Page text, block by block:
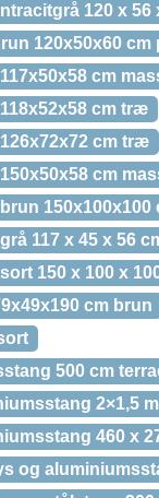
120 x 56
120x50x60 cm
cm
cm træ
cm træ
cm
150x100x100
117 x 45 x 56
150 x 100 x
cm brun
500 cm
2×1,5
460 x
og